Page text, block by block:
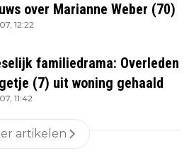
over Marianne Weber (70)
12:22
familiedrama: Overleden
(7) uit woning gehaald
11:42
artikelen